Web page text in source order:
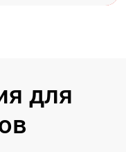
для